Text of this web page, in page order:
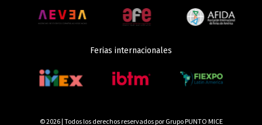
Ferias internacionales
© 2026 | Todos los derechos reservados por Grupo PUNTO MICE